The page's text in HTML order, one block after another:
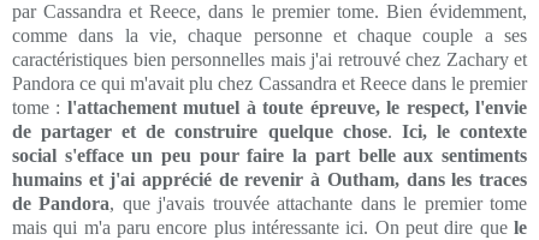
par Cassandra et Reece, dans le premier tome. Bien évidemment,
comme dans la vie, chaque personne et chaque couple a ses
caractéristiques bien personnelles mais j'ai retrouvé chez Zachary et
Pandora ce qui m'avait plu chez Cassandra et Reece dans le premier
tome : l'attachement mutuel à toute épreuve, le respect, l'envie
de partager et de construire quelque chose. Ici, le contexte
social s'efface un peu pour faire la part belle aux sentiments
humains et j'ai apprécié de revenir à Outham, dans les traces
de Pandora, que j'avais trouvée attachante dans le premier tome
mais qui m'a paru encore plus intéressante ici. On peut dire que le